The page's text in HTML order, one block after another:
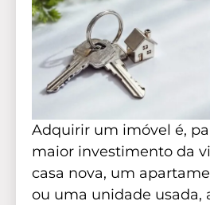
Adquirir um imóvel é,
maior investimento da
casa nova, um
ou uma unidade usada,